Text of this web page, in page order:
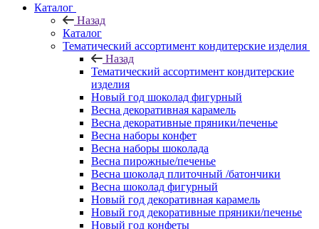
Каталог
Назад
Каталог
Тематический ассортимент кондитерские изделия
Назад
Тематический ассортимент кондитерские
изделия
Новый год шоколад фигурный
Весна декоративная карамель
Весна декоративные пряники/печенье
Весна наборы конфет
Весна наборы шоколада
Весна пирожные/печенье
Весна шоколад плиточный /батончики
Весна шоколад фигурный
Новый год декоративная карамель
Новый год декоративные пряники/печенье
Новый год конфеты